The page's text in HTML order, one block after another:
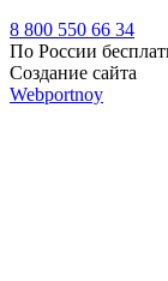
8 800 550 66 34
По России
Создание сайта
Webportnoy